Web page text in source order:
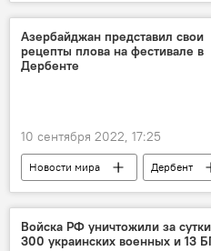
Азербайджан представил свои
рецепты плова на фестивале в
Дербенте
10 сентября 2022, 17:25
Новости мира Дербент
азербайджанский плов
Повара
Войска РФ уничтожили за
300 украинских военных и 13